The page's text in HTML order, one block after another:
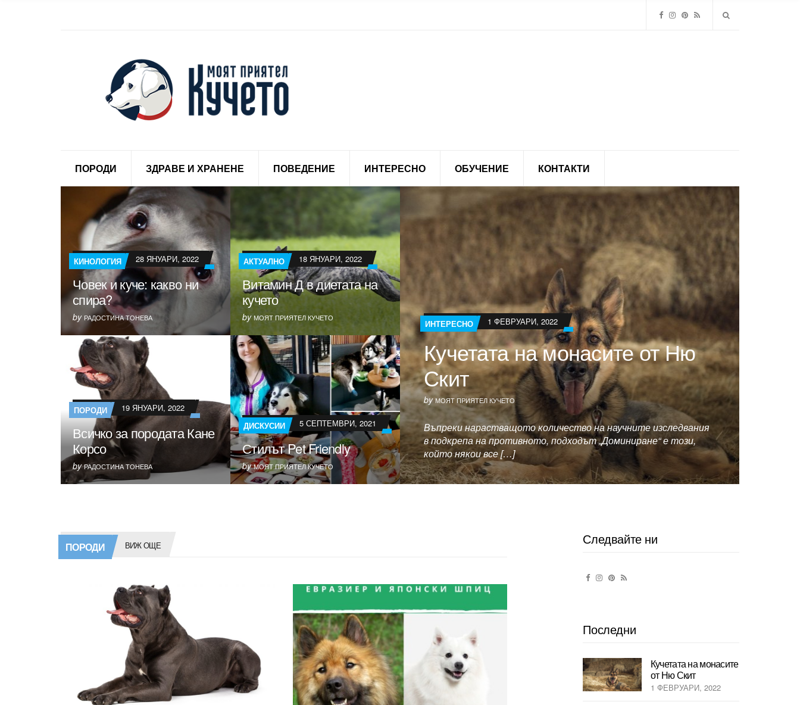
ПОРОДИ ЗДРАВЕ И ХРАНЕНЕ ПОВЕДЕНИЕ ИНТЕРЕСНО ОБУЧЕНИЕ КОНТАКТИ
ИНТЕРЕСНО 1 ФЕВРУАРИ, 2022
Кучетата на монасите от Ню
Скит
by МОЯТ ПРИЯТЕЛ КУЧЕТО
Въпреки нарастващото количество на научните изследвания
в подкрепа на противното, подходът „Доминиране“ е този,
който някои все […]
КИНОЛОГИЯ 28 ЯНУАРИ, 2022
Човек и куче: какво ни
спира?
by РАДОСТИНА ТОНЕВА
ПОРОДИ 19 ЯНУАРИ, 2022
Всичко за породата Кане
Корсо
by РАДОСТИНА ТОНЕВА
АКТУАЛНО 18 ЯНУАРИ, 2022
Витамин Д в диетата на
кучето
by МОЯТ ПРИЯТЕЛ КУЧЕТО
ДИСКУСИИ 5 СЕПТЕМВРИ, 2021
Стилът Pet Friendly
by МОЯТ ПРИЯТЕЛ КУЧЕТО
ПОРОДИ ВИЖ ОЩЕ Следвайте ни
Последни
Кучетата на монасите
от Ню Скит
1 ФЕВРУАРИ, 2022